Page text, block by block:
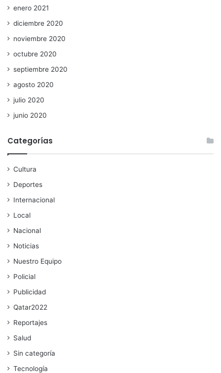
enero 2021
diciembre 2020
noviembre 2020
octubre 2020
septiembre 2020
agosto 2020
julio 2020
junio 2020
Categorías
Cultura
Deportes
Internacional
Local
Nacional
Noticias
Nuestro Equipo
Policial
Publicidad
Qatar2022
Reportajes
Salud
Sin categoría
Tecnología